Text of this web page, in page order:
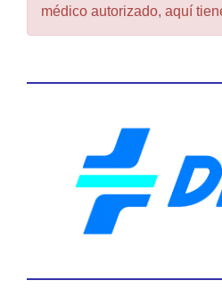
médico autorizado, aquí